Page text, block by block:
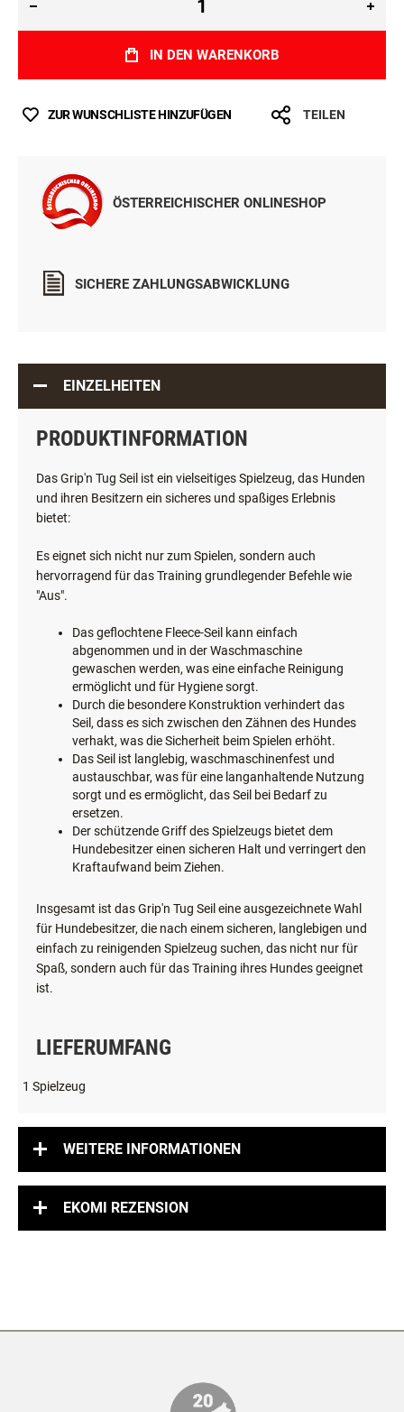
IN DEN WARENKORB
ZUR WUNSCHLISTE HINZUFÜGEN TEILEN
ÖSTERREICHISCHER ONLINESHOP
SICHERE ZAHLUNGSABWICKLUNG
EINZELHEITEN
PRODUKTINFORMATION
Das Grip'n Tug Seil ist ein vielseitiges Spielzeug, das Hunden
und ihren Besitzern ein sicheres und spaßiges Erlebnis
bietet:
Es eignet sich nicht nur zum Spielen, sondern auch
hervorragend für das Training grundlegender Befehle wie
"Aus".
Das geflochtene Fleece-Seil kann einfach
abgenommen und in der Waschmaschine
gewaschen werden, was eine einfache Reinigung
ermöglicht und für Hygiene sorgt.
Durch die besondere Konstruktion verhindert das
Seil, dass es sich zwischen den Zähnen des Hundes
verhakt, was die Sicherheit beim Spielen erhöht.
Das Seil ist langlebig, waschmaschinenfest und
austauschbar, was für eine langanhaltende Nutzung
sorgt und es ermöglicht, das Seil bei Bedarf zu
ersetzen.
Der schützende Griff des Spielzeugs bietet dem
Hundebesitzer einen sicheren Halt und verringert den
Kraftaufwand beim Ziehen.
Insgesamt ist das Grip'n Tug Seil eine ausgezeichnete Wahl
für Hundebesitzer, die nach einem sicheren, langlebigen und
einfach zu reinigenden Spielzeug suchen, das nicht nur für
Spaß, sondern auch für das Training ihres Hundes geeignet
ist.
LIEFERUMFANG
1 Spielzeug
WEITERE INFORMATIONEN
EKOMI REZENSION